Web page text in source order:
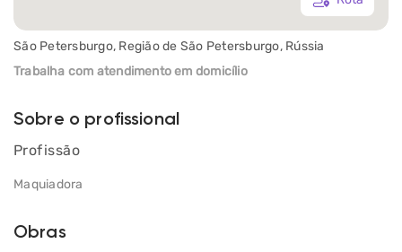
São Petersburgo, Região de São Petersburgo, Rússia
Trabalha com atendimento em domicílio
Sobre o profissional
Profissão
Maquiadora
Obras